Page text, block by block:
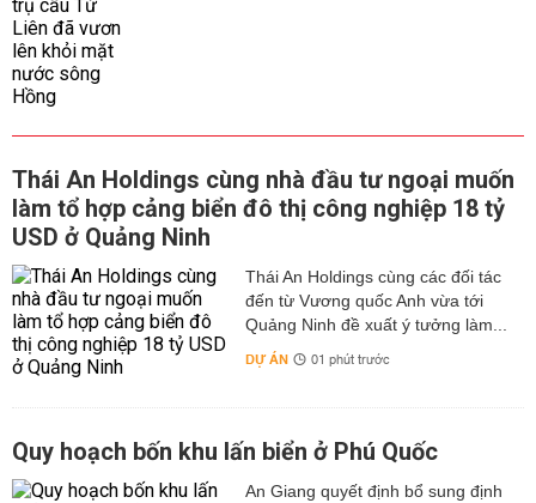
Thái An Holdings cùng nhà đầu tư ngoại muốn
làm tổ hợp cảng biển đô thị công nghiệp 18 tỷ
USD ở Quảng Ninh
Thái An Holdings cùng các đối tác
đến từ Vương quốc Anh vừa tới
Quảng Ninh đề xuất ý tưởng làm...
DỰ ÁN 01 phút trước
Quy hoạch bốn khu lấn biển ở Phú Quốc
An Giang quyết định bổ sung định